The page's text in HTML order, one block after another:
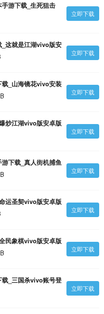
游下载_生死狙击
立即下载
这就是江湖vivo版安
立即下载
_山海镜花vivo安装
立即下载
炒江湖vivo版安卓版
立即下载
下载_真人街机捕鱼
立即下载
运圣契vivo版安卓版
立即下载
民象棋vivo版安卓版
立即下载
_三国杀vivo账号登
立即下载